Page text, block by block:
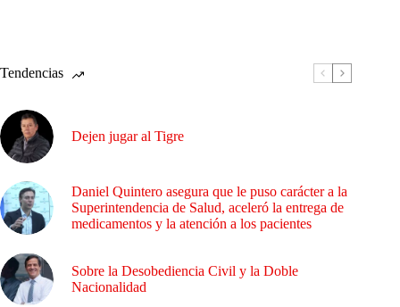
Tendencias
Dejen jugar al Tigre
Daniel Quintero asegura que le puso carácter a la
Superintendencia de Salud, aceleró la entrega de
medicamentos y la atención a los pacientes
Sobre la Desobediencia Civil y la Doble
Nacionalidad